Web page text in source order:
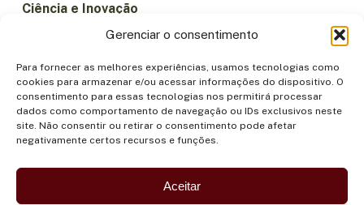
Gerenciar o consentimento
Para fornecer as melhores experiências, usamos tecnologias como
cookies para armazenar e/ou acessar informações do dispositivo. O
consentimento para essas tecnologias nos permitirá processar
dados como comportamento de navegação ou IDs exclusivos neste
site. Não consentir ou retirar o consentimento pode afetar
negativamente certos recursos e funções.
Aceitar
Ciência e Inovação
Florestas e Biodiversidade
Institucionalidade
Participação
Povos Indígenas